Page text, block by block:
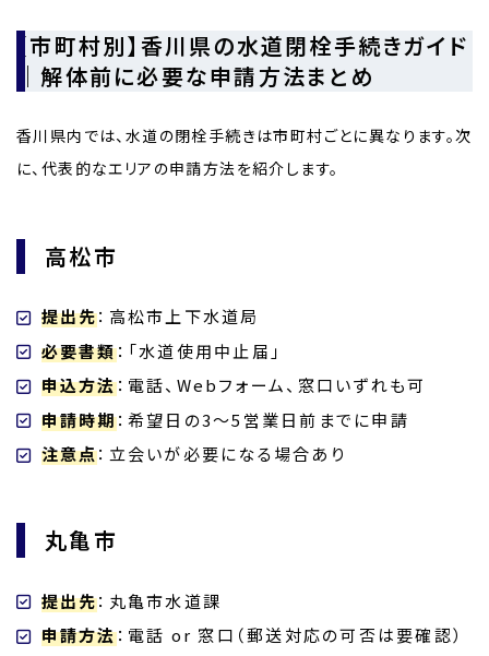
【市町村別】香川県の水道閉栓手続きガイド
｜解体前に必要な申請方法まとめ
香川県内では、水道の閉栓手続きは市町村ごとに異なります。次
に、代表的なエリアの申請方法を紹介します。
高松市
提出先：高松市上下水道局
必要書類：「水道使用中止届」
申込方法：電話、Webフォーム、窓口いずれも可
申請時期：希望日の3～5営業日前までに申請
注意点：立会いが必要になる場合あり
丸亀市
提出先：丸亀市水道課
申請方法：電話 or 窓口（郵送対応の可否は要確認）